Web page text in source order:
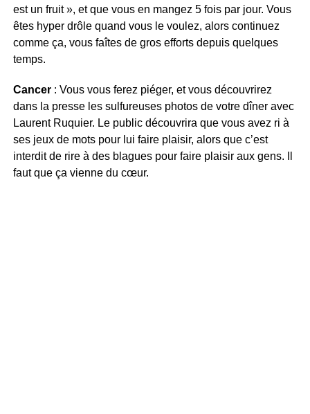
est un fruit », et que vous en mangez 5 fois par jour. Vous
êtes hyper drôle quand vous le voulez, alors continuez
comme ça, vous faîtes de gros efforts depuis quelques
temps.
Cancer: Vous vous ferez piéger, et vous découvrirez
dans la presse les sulfureuses photos de votre dîner avec
Laurent Ruquier. Le public découvrira que vous avez ri à
ses jeux de mots pour lui faire plaisir, alors que c’est
interdit de rire à des blagues pour faire plaisir aux gens. Il
faut que ça vienne du cœur.